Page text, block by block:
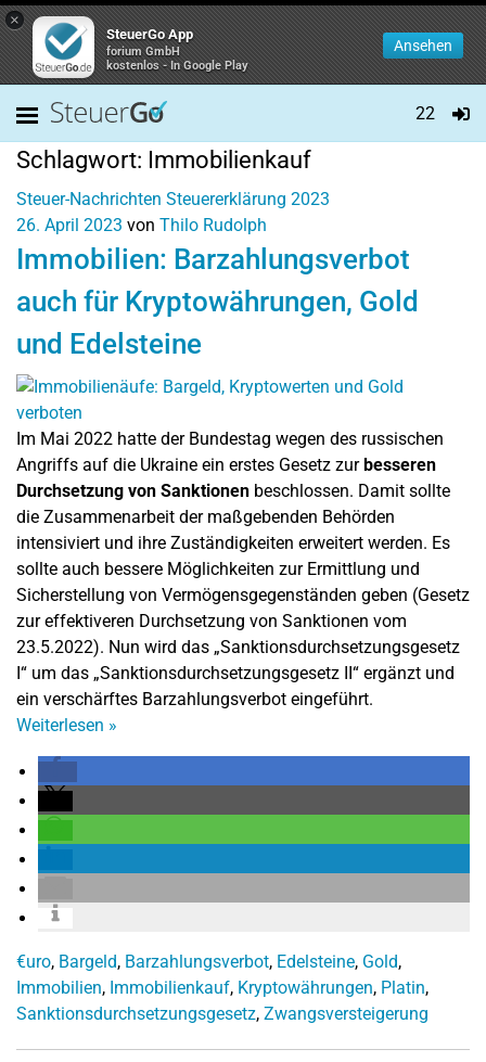
×
SteuerGo App
forium GmbH
kostenlos - In Google Play
Ansehen
22
Schlagwort: Immobilienkauf
Steuer-Nachrichten Steuererklärung 2023
26. April 2023 von Thilo Rudolph
Immobilien: Barzahlungsverbot
auch für Kryptowährungen, Gold
und Edelsteine
Im Mai 2022 hatte der Bundestag wegen des russischen
Angriffs auf die Ukraine ein erstes Gesetz zurbesseren
Durchsetzung von Sanktionen beschlossen. Damit sollte
die Zusammenarbeit der maßgebenden Behörden
intensiviert und ihre Zuständigkeiten erweitert werden. Es
sollte auch bessere Möglichkeiten zur Ermittlung und
Sicherstellung von Vermögensgegenständen geben (Gesetz
zur effektiveren Durchsetzung von Sanktionen vom
23.5.2022). Nun wird das „Sanktionsdurchsetzungsgesetz
I“ um das „Sanktionsdurchsetzungsgesetz II“ ergänzt und
ein verschärftes Barzahlungsverbot eingeführt.
Weiterlesen »
€uro, Bargeld, Barzahlungsverbot, Edelsteine, Gold,
Immobilien, Immobilienkauf, Kryptowährungen, Platin,
Sanktionsdurchsetzungsgesetz, Zwangsversteigerung